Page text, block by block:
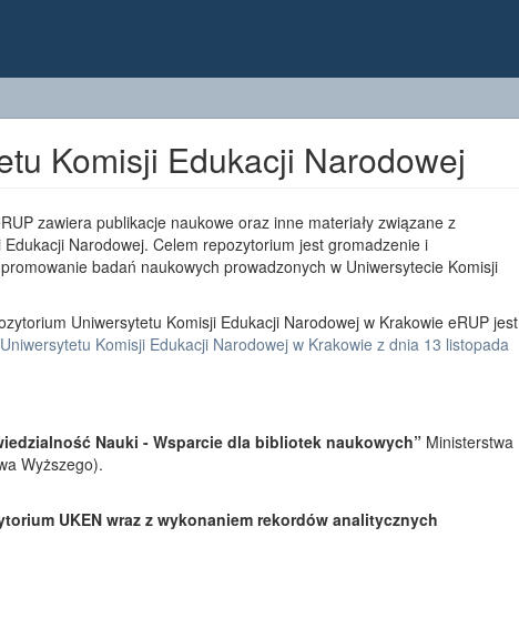
Komisji Edukacji Narodowej
zawiera publikacje naukowe oraz inne materiały związane z
Narodowej. Celem repozytorium jest gromadzenie i
badań naukowych prowadzonych w Uniwersytecie Komisji
Uniwersytetu Komisji Edukacji Narodowej w Krakowie eRUP jest
Komisji Edukacji Narodowej w Krakowie z dnia 13 listopada
Nauki - Wsparcie dla bibliotek naukowych” Ministerstwa
Wyższego).
UKEN wraz z wykonaniem rekordów analitycznych